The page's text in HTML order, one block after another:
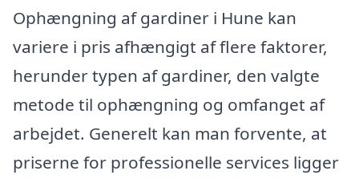
Ophængning af gardiner i Hune kan
variere i pris afhængigt af flere faktorer,
herunder typen af gardiner, den valgte
metode til ophængning og omfanget af
arbejdet. Generelt kan man forvente, at
priserne for professionelle services ligger